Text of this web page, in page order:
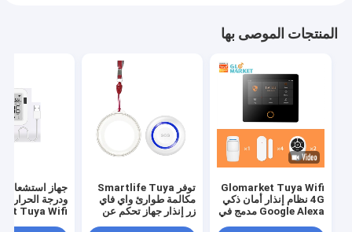
المنتجات الموصى بها
Glomarket Tuya Wifi
4G نظام إنذار أمان ذكي
Google Alexa مدمج في
توفر Smartlife Tuya
مكالمة طوارئ واي فاي
زر إنذار جهاز تحكم عن
جهاز استشعار
ودرجة الحرارة
Tuya Wifi